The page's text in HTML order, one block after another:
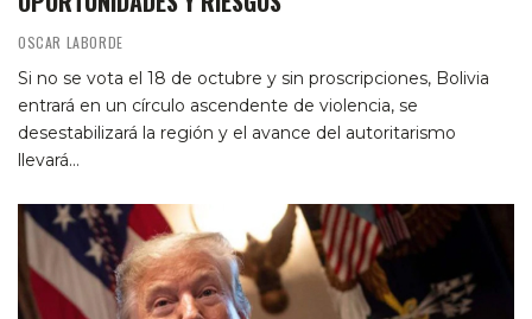
OSCAR LABORDE
Si no se vota el 18 de octubre y sin proscripciones, Bolivia
entrará en un círculo ascendente de violencia, se
desestabilizará la región y el avance del autoritarismo
llevará…